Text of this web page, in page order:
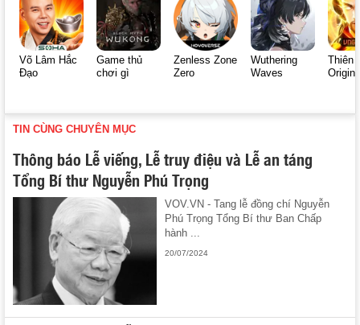
Võ Lâm Hắc
Đạo
Game thủ
chơi gì
Zenless Zone
Zero
Wuthering
Waves
Thiên
Origin
TIN CÙNG CHUYÊN MỤC
Thông báo Lễ viếng, Lễ truy điệu và Lễ an táng
Tổng Bí thư Nguyễn Phú Trọng
VOV.VN - Tang lễ đồng chí Nguyễn
Phú Trọng Tổng Bí thư Ban Chấp
hành ...
20/07/2024